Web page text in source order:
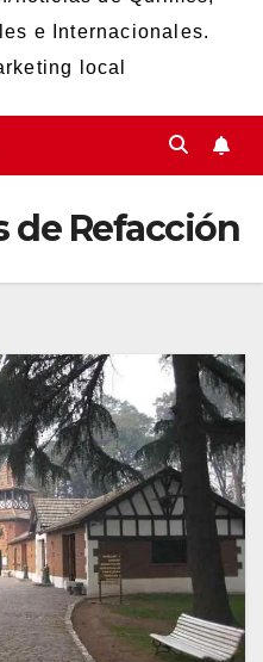
e Internacionales.
local
de Refacción